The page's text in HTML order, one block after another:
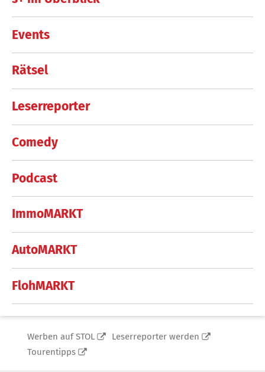
Events
Rätsel
Leserreporter
Comedy
Podcast
ImmoMARKT
AutoMARKT
FlohMARKT
Werben auf STOL
Leserreporter werden
Tourentipps